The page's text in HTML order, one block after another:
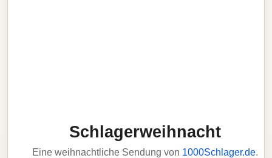
Schlagerweihnacht
Eine weihnachtliche Sendung von 1000Schlager.de.